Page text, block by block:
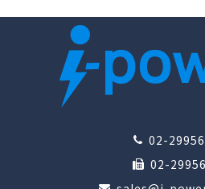
02-
02-